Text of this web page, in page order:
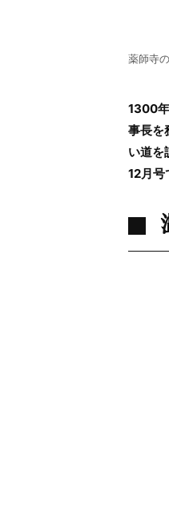
薬師寺
1300
事長を
い道を
12月号